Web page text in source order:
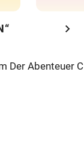
chevron_right